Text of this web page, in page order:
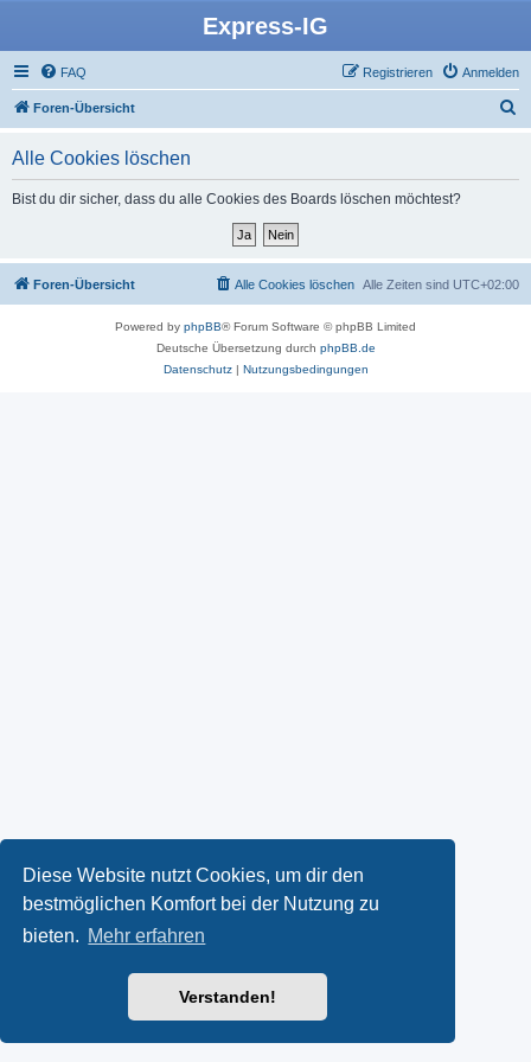
Diese Website nutzt Cookies, um dir den
bestmöglichen Komfort bei der Nutzung zu
bieten. Mehr erfahren
Verstanden!
Express-IG
FAQ Anmelden
Registrieren
Foren-Übersicht
Alle Cookies löschen
Bist du dir sicher, dass du alle Cookies des Boards löschen möchtest?
Foren-Übersicht Alle Zeiten sind UTC+02:00
Alle Cookies löschen
Powered by phpBB® Forum Software © phpBB Limited
Deutsche Übersetzung durch phpBB.de
Datenschutz| Nutzungsbedingungen